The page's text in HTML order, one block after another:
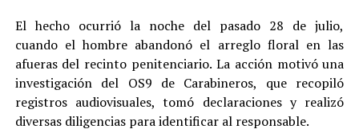
El hecho ocurrió la noche del pasado 28 de julio,
cuando el hombre abandonó el arreglo floral en las
afueras del recinto penitenciario. La acción motivó una
investigación del OS9 de Carabineros, que recopiló
registros audiovisuales, tomó declaraciones y realizó
diversas diligencias para identificar al responsable.